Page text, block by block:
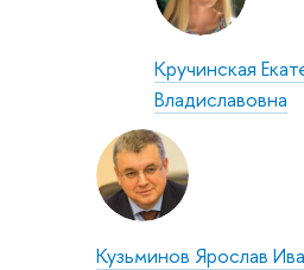
Кручинская
Владиславовна
Кузьминов Ярослав